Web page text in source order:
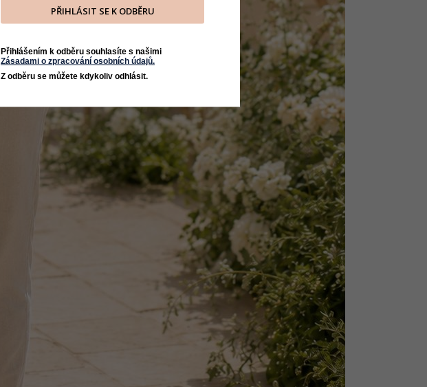
PŘIHLÁSIT SE K ODBĚRU
Přihlášením k odběru souhlasíte s našimi
Zásadami o zpracování osobních údajů.
Z odběru se můžete kdykoliv odhlásit.